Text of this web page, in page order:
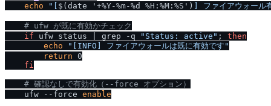
echo
"[ $(date '+%Y-%m-%d %H:%M:%S') ] ファイアウォール
# ufw が既に有効かチェック
if ufw status | grep -q "Status: active" ; then
echo
"[INFO] ファイアウォールは既に有効です"
return 0
fi
# 確認なしで有効化（--force オプション）
    ufw --force
enable